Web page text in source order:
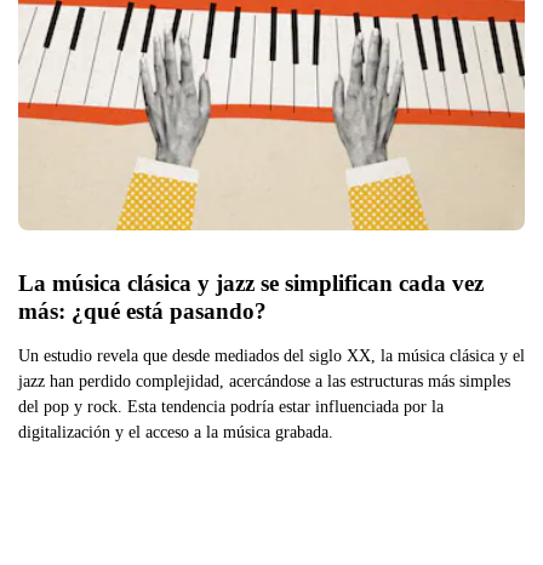
La música clásica y jazz se simplifican cada vez
más: ¿qué está pasando?
Un estudio revela que desde mediados del siglo XX, la música clásica y el
jazz han perdido complejidad, acercándose a las estructuras más simples
del pop y rock. Esta tendencia podría estar influenciada por la
digitalización y el acceso a la música grabada.